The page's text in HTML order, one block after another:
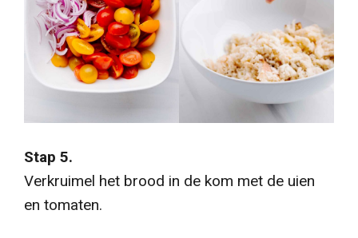
Stap 5.
Verkruimel het brood in de kom met de uien
en tomaten.